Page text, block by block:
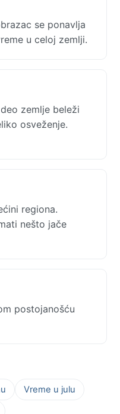
se ponavlja
u celoj zemlji.
zemlje beleži
osveženje.
regiona.
nešto jače
postojanošću
Vreme u julu